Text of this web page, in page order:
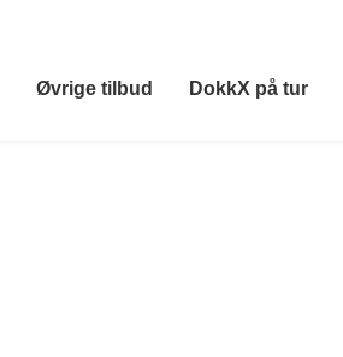
Øvrige tilbud DokkX på tur